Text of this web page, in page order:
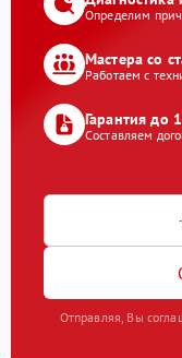
Определим
Мастера со
Работаем с
Гарантия до
Составляем
Отправляя, Вы